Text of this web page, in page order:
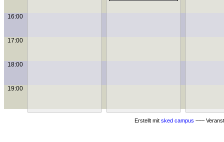
16:00
17:00
18:00
19:00
Erstellt mit sked campus ~~~